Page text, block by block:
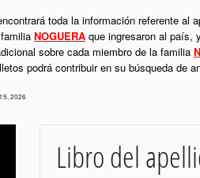
toda la información referente al
NOGUERA que ingresaron al país,
sobre cada miembro de la familia
podrá contribuir en su búsqueda de
5, 2026
Libro del